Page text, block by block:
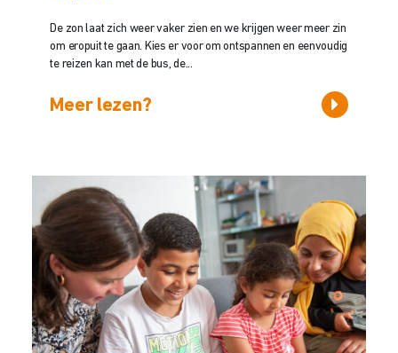
De zon laat zich weer vaker zien en we krijgen weer meer zin
om eropuit te gaan. Kies er voor om ontspannen en eenvoudig
te reizen kan met de bus, de...
Meer lezen?